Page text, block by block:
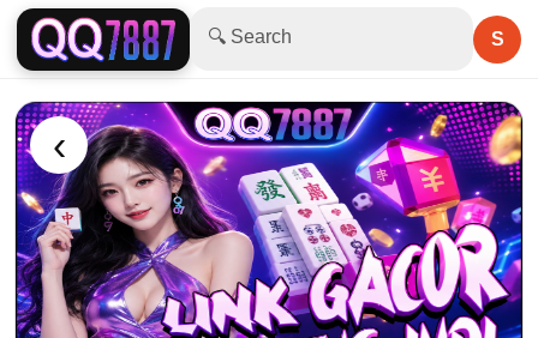
🔍 Search S
‹